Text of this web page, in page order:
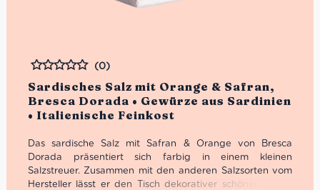
Sardisches Salz mit Orange & Safran,
Bresca Dorada • Gewürze aus Sardinien
• Italienische Feinkost
Bewertet
(0)
Das sardische Salz mit Safran & Orange von Bresca
Dorada präsentiert sich farbig in einem kleinen
Salzstreuer. Zusammen mit den anderen Salzsorten vom
Hersteller lässt er den Tisch dekorativer schöner wirken